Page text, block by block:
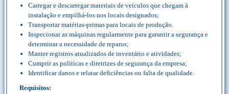
Carregar e descarregar materiais de veículos que chegam à
instalação e empilhá-los nos locais designados;
Transportar matérias-primas para locais de produção.
Inspecionar as máquinas regularmente para garantir a segurança e
determinar a necessidade de reparos;
Manter registros atualizados de inventário e atividades;
Cumprir as políticas e diretrizes de segurança da empresa;
Identificar danos e relatar deficiências ou falta de qualidade.
Requisitos: